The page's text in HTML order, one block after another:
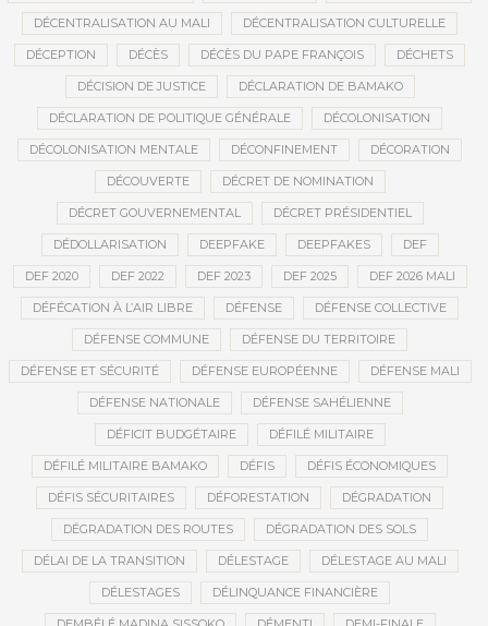
DÉCENTRALISATION AU MALI DÉCENTRALISATION CULTURELLE
DÉCEPTION DÉCÈS DÉCÈS DU PAPE FRANÇOIS DÉCHETS
DÉCISION DE JUSTICE DÉCLARATION DE BAMAKO
DÉCLARATION DE POLITIQUE GÉNÉRALE DÉCOLONISATION
DÉCOLONISATION MENTALE DÉCONFINEMENT DÉCORATION
DÉCOUVERTE DÉCRET DE NOMINATION
DÉCRET GOUVERNEMENTAL DÉCRET PRÉSIDENTIEL
DÉDOLLARISATION DEEPFAKE DEEPFAKES DEF
DEF 2020 DEF 2022 DEF 2023 DEF 2025 DEF 2026 MALI
DÉFÉCATION À L’AIR LIBRE DÉFENSE DÉFENSE COLLECTIVE
DÉFENSE COMMUNE DÉFENSE DU TERRITOIRE
DÉFENSE ET SÉCURITÉ DÉFENSE EUROPÉENNE DÉFENSE MALI
DÉFENSE NATIONALE DÉFENSE SAHÉLIENNE
DÉFICIT BUDGÉTAIRE DÉFILÉ MILITAIRE
DÉFILÉ MILITAIRE BAMAKO DÉFIS DÉFIS ÉCONOMIQUES
DÉFIS SÉCURITAIRES DÉFORESTATION DÉGRADATION
DÉGRADATION DES ROUTES DÉGRADATION DES SOLS
DÉLAI DE LA TRANSITION DÉLESTAGE DÉLESTAGE AU MALI
DÉLESTAGES DÉLINQUANCE FINANCIÈRE